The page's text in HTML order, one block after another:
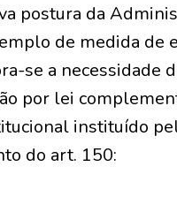
postura da
de medida de
se a necessidade
por lei
instituído
do art. 150: